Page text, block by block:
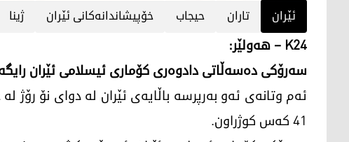
ئێران تاران حیجاب خۆپیشاندانه‌كانی ئێران ژینا
K24 – هه‌ولێر:
سه‌رۆكی ده‌سه‌ڵاتی دادوه‌ری كۆماری ئیسلامی ئێران
ئه‌م وتانه‌ی ئه‌و به‌رپرسه‌ باڵایه‌ی ئێران له‌ دوای نۆ رۆژ
41 كه‌س كوژراون.